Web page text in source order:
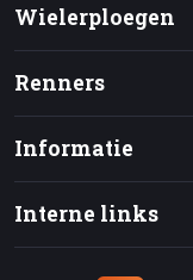
Wielerploegen
Renners
Informatie
Interne links